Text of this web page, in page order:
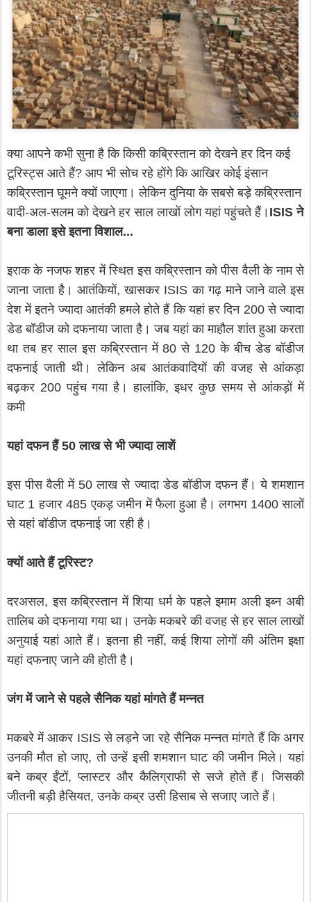
क्या आपने कभी सुना है कि किसी कब्रिस्तान को देखने हर दिन कई
टूरिस्ट्स आते हैं? आप भी सोच रहे होंगे कि आखिर कोई इंसान
कब्रिस्तान घूमने क्यों जाएगा। लेकिन दुनिया के सबसे बड़े कब्रिस्तान
वादी-अल-सलम को देखने हर साल लाखों लोग यहां पहुंचते हैं। ISIS ने
बना डाला इसे इतना विशाल...
इराक के नजफ शहर में स्थित इस कब्रिस्तान को पीस वैली के नाम से
जाना जाता है। आतंकियों, खासकर ISIS का गढ़ माने जाने वाले इस
देश में इतने ज्यादा आतंकी हमले होते हैं कि यहां हर दिन 200 से ज्यादा
डेड बॉडीज को दफनाया जाता है। जब यहां का माहौल शांत हुआ करता
था तब हर साल इस कब्रिस्तान में 80 से 120 के बीच डेड बॉडीज
दफनाई जाती थी। लेकिन अब आतंकवादियों की वजह से आंकड़ा
बढ़कर 200 पहुंच गया है। हालांकि, इधर कुछ समय से आंकड़ों में
कमी
यहां दफन हैं 50 लाख से भी ज्यादा लाशें
इस पीस वैली में 50 लाख से ज्यादा डेड बॉडीज दफन हैं। ये शमशान
घाट 1 हजार 485 एकड़ जमीन में फैला हुआ है। लगभग 1400 सालों
से यहां बॉडीज दफनाई जा रही है।
क्यों आते हैं टूरिस्ट?
दरअसल, इस कब्रिस्तान में शिया धर्म के पहले इमाम अली इब्न अबी
तालिब को दफनाया गया था। उनके मकबरे की वजह से हर साल लाखों
अनुयाई यहां आते हैं। इतना ही नहीं, कई शिया लोगों की अंतिम इक्षा
यहां दफनाए जाने की होती है।
जंग में जाने से पहले सैनिक यहां मांगते हैं मन्नत
मकबरे में आकर ISIS से लड़ने जा रहे सैनिक मन्नत मांगते हैं कि अगर
उनकी मौत हो जाए, तो उन्हें इसी शमशान घाट की जमीन मिले। यहां
बने कब्र ईंटों, प्लास्टर और कैलिग्राफी से सजे होते हैं। जिसकी
जीतनी बड़ी हैसियत, उनके कब्र उसी हिसाब से सजाए जाते हैं।